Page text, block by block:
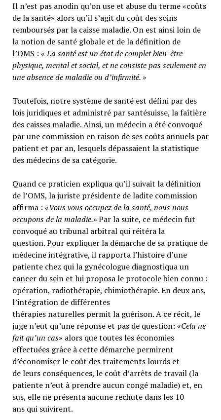
Il n’est pas anodin qu’on use et abuse du terme «coûts
de la santé» alors qu’il s’agit du coût des soins
remboursés par la caisse maladie. On est ainsi loin de
la notion de santé globale et de la définition de
l’OMS : «La santé est un état de complet bien-être
physique, mental et social, et ne consiste pas seulement en
une absence de maladie ou d’infirmité.»
Toutefois, notre système de santé est défini par des
lois juridiques et administré par santésuisse, la faîtière
des caisses maladie. Ainsi, un médecin a été convoqué
par une commission en raison de ses coûts annuels par
patient et par an, lesquels dépassaient la statistique
des médecins de sa catégorie.
Quand ce praticien expliqua qu’il suivait la définition
de l’OMS, la juriste présidente de ladite commission
affirma : «Vous vous occupez de la santé, nous nous
occupons de la maladie.»Par la suite, ce médecin fut
convoqué au tribunal arbitral qui réitéra la
question. Pour expliquer la démarche de sa pratique de
médecine intégrative, il rapporta l’histoire d’une
patiente chez qui la gynécologue diagnostiqua un
cancer du sein et lui proposa le protocole bien connu :
opération, radiothérapie, chimiothérapie. En deux ans,
l’intégration de différentes
thérapies naturelles permit la guérison. A ce récit, le
juge n’eut qu’une réponse et pas de question: «Cela ne
fait qu’un cas» alors que toutes les économies
effectuées grâce à cette démarche permirent
d’économiser le coût des traitements lourds et
de leurs conséquences, le coût d’arrêts de travail (la
patiente n’eut à prendre aucun congé maladie) et, en
sus, elle ne présenta aucune rechute dans les 10
ans qui suivirent.